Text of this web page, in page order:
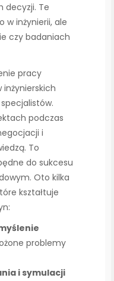
decyzji. Te
w inżynierii, ale
czy badaniach
pracy
inżynierskich
podczas
i
To
do sukcesu
Oto kilka
kształtuje
problemy
i symulacji